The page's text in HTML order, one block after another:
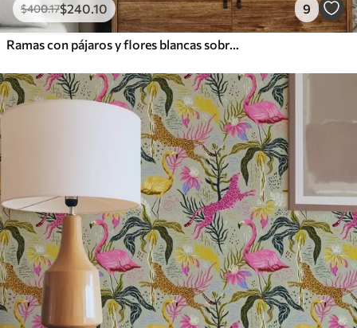
$400.17$240.10 9
Ramas con pájaros y flores blancas sobre un fondo delicado